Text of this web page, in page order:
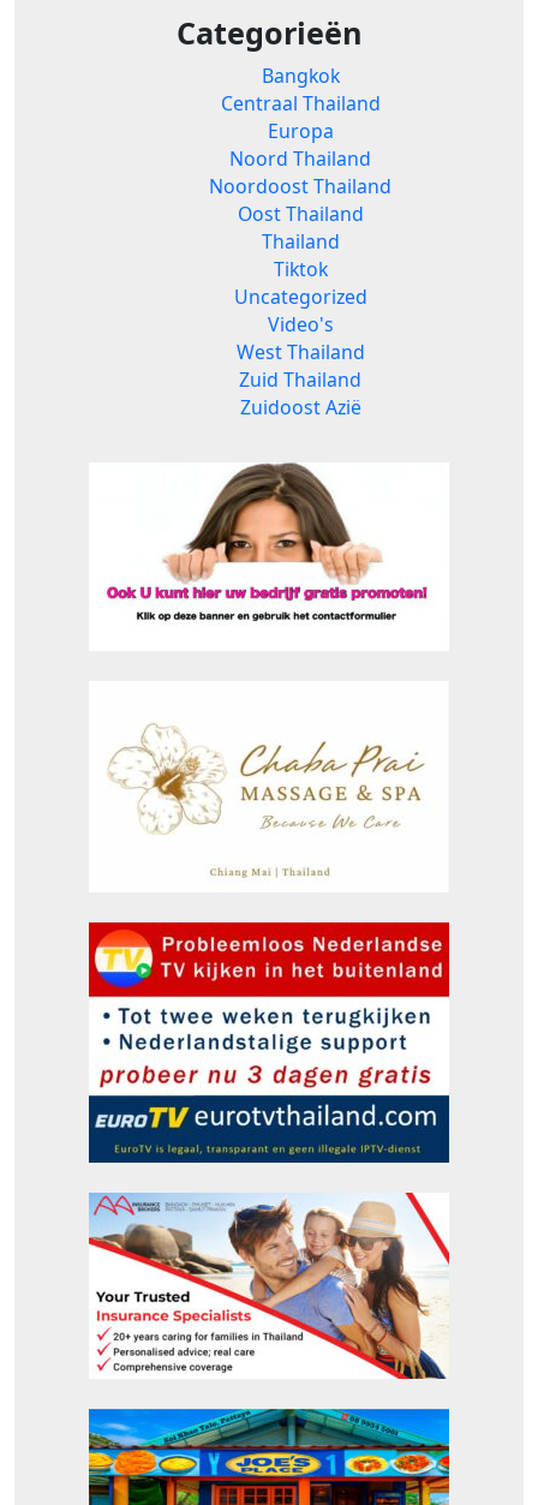
Categorieën
Bangkok
Centraal Thailand
Europa
Noord Thailand
Noordoost Thailand
Oost Thailand
Thailand
Tiktok
Uncategorized
Video's
West Thailand
Zuid Thailand
Zuidoost Azië